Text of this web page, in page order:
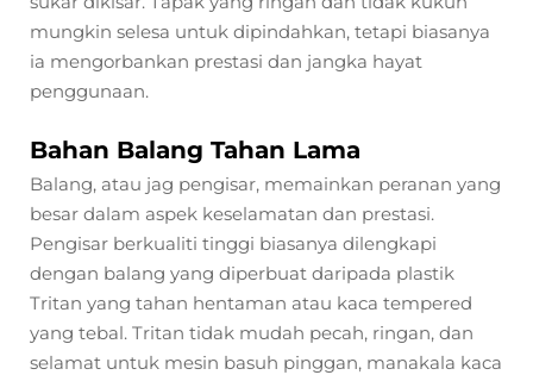
mungkin selesa untuk dipindahkan, tetapi biasanya
ia mengorbankan prestasi dan jangka hayat
penggunaan.
Bahan Balang Tahan Lama
Balang, atau jag pengisar, memainkan peranan yang
besar dalam aspek keselamatan dan prestasi.
Pengisar berkualiti tinggi biasanya dilengkapi
dengan balang yang diperbuat daripada plastik
Tritan yang tahan hentaman atau kaca tempered
yang tebal. Tritan tidak mudah pecah, ringan, dan
selamat untuk mesin basuh pinggan, manakala kaca